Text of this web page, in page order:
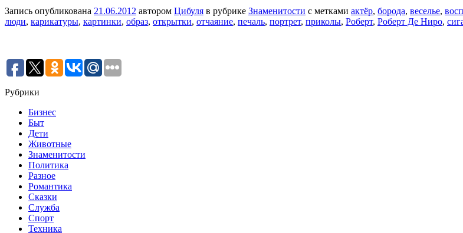
Запись опубликована 21.06.2012 автором Цибуля в рубрике Знаменитости с метками актёр, борода, веселье,
люди, карикатуры, картинки, образ, открытки, отчаяние, печаль, портрет, приколы, Роберт, Роберт Де Ниро,
Рубрики
Бизнес
Быт
Дети
Животные
Знаменитости
Политика
Разное
Романтика
Сказки
Служба
Спорт
Техника